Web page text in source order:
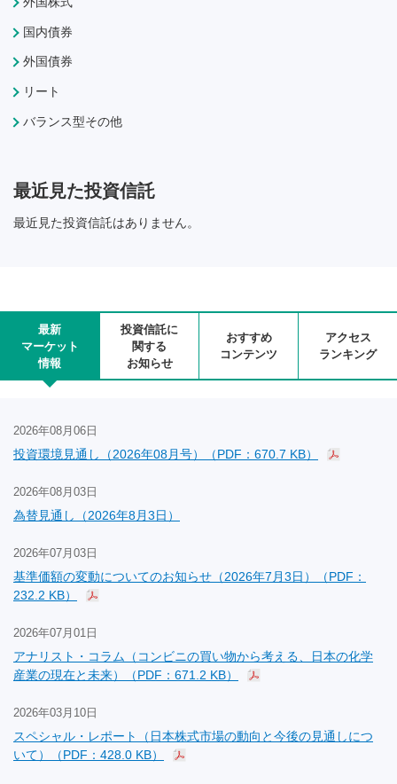
国内債券
外国債券
リート
バランス型その他
最近見た投資信託
最近見た投資信託はありません。
最新
マーケット
情報
投資信託に
関する
お知らせ
おすすめ
コンテンツ
アクセス
ランキング
2026年08月06日
投資環境見通し（2026年08月号）（PDF：670.7 KB）
2026年08月03日
為替見通し（2026年8月3日）
2026年07月03日
基準価額の変動についてのお知らせ（2026年7月3日）（PDF：
232.2 KB）
2026年07月01日
アナリスト・コラム（コンビニの買い物から考える、日本の化学
産業の現在と未来）（PDF：671.2 KB）
2026年03月10日
スペシャル・レポート（日本株式市場の動向と今後の見通しにつ
いて）（PDF：428.0 KB）